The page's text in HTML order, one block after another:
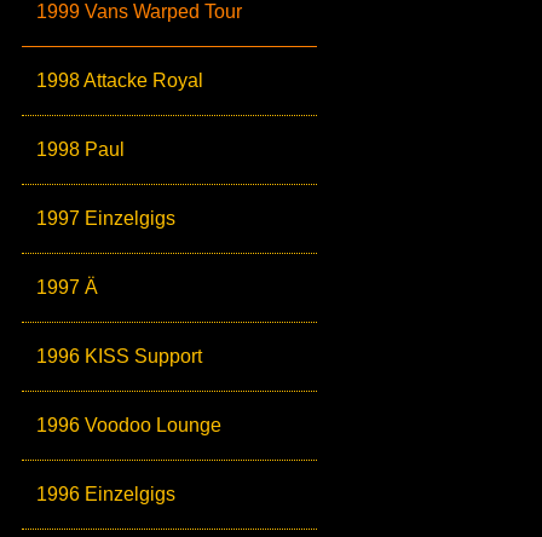
1999 Vans Warped Tour
1998 Attacke Royal
1998 Paul
1997 Einzelgigs
1997 Ä
1996 KISS Support
1996 Voodoo Lounge
1996 Einzelgigs